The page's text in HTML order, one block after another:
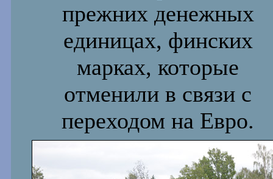
прежних денежных
единицах, финских
марках, которые
отменили в связи с
переходом на Евро.